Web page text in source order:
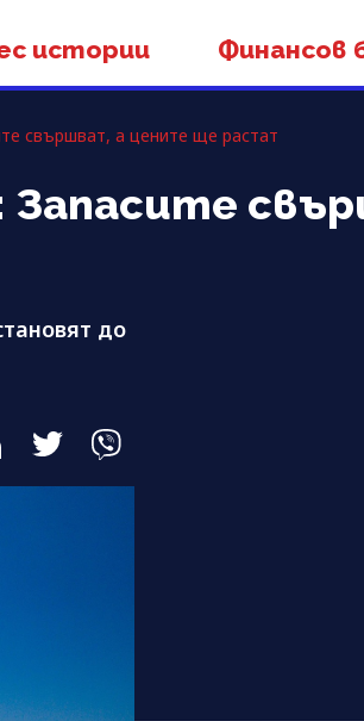
истории Финансов
свършват, а цените ще растат
Запасите
до